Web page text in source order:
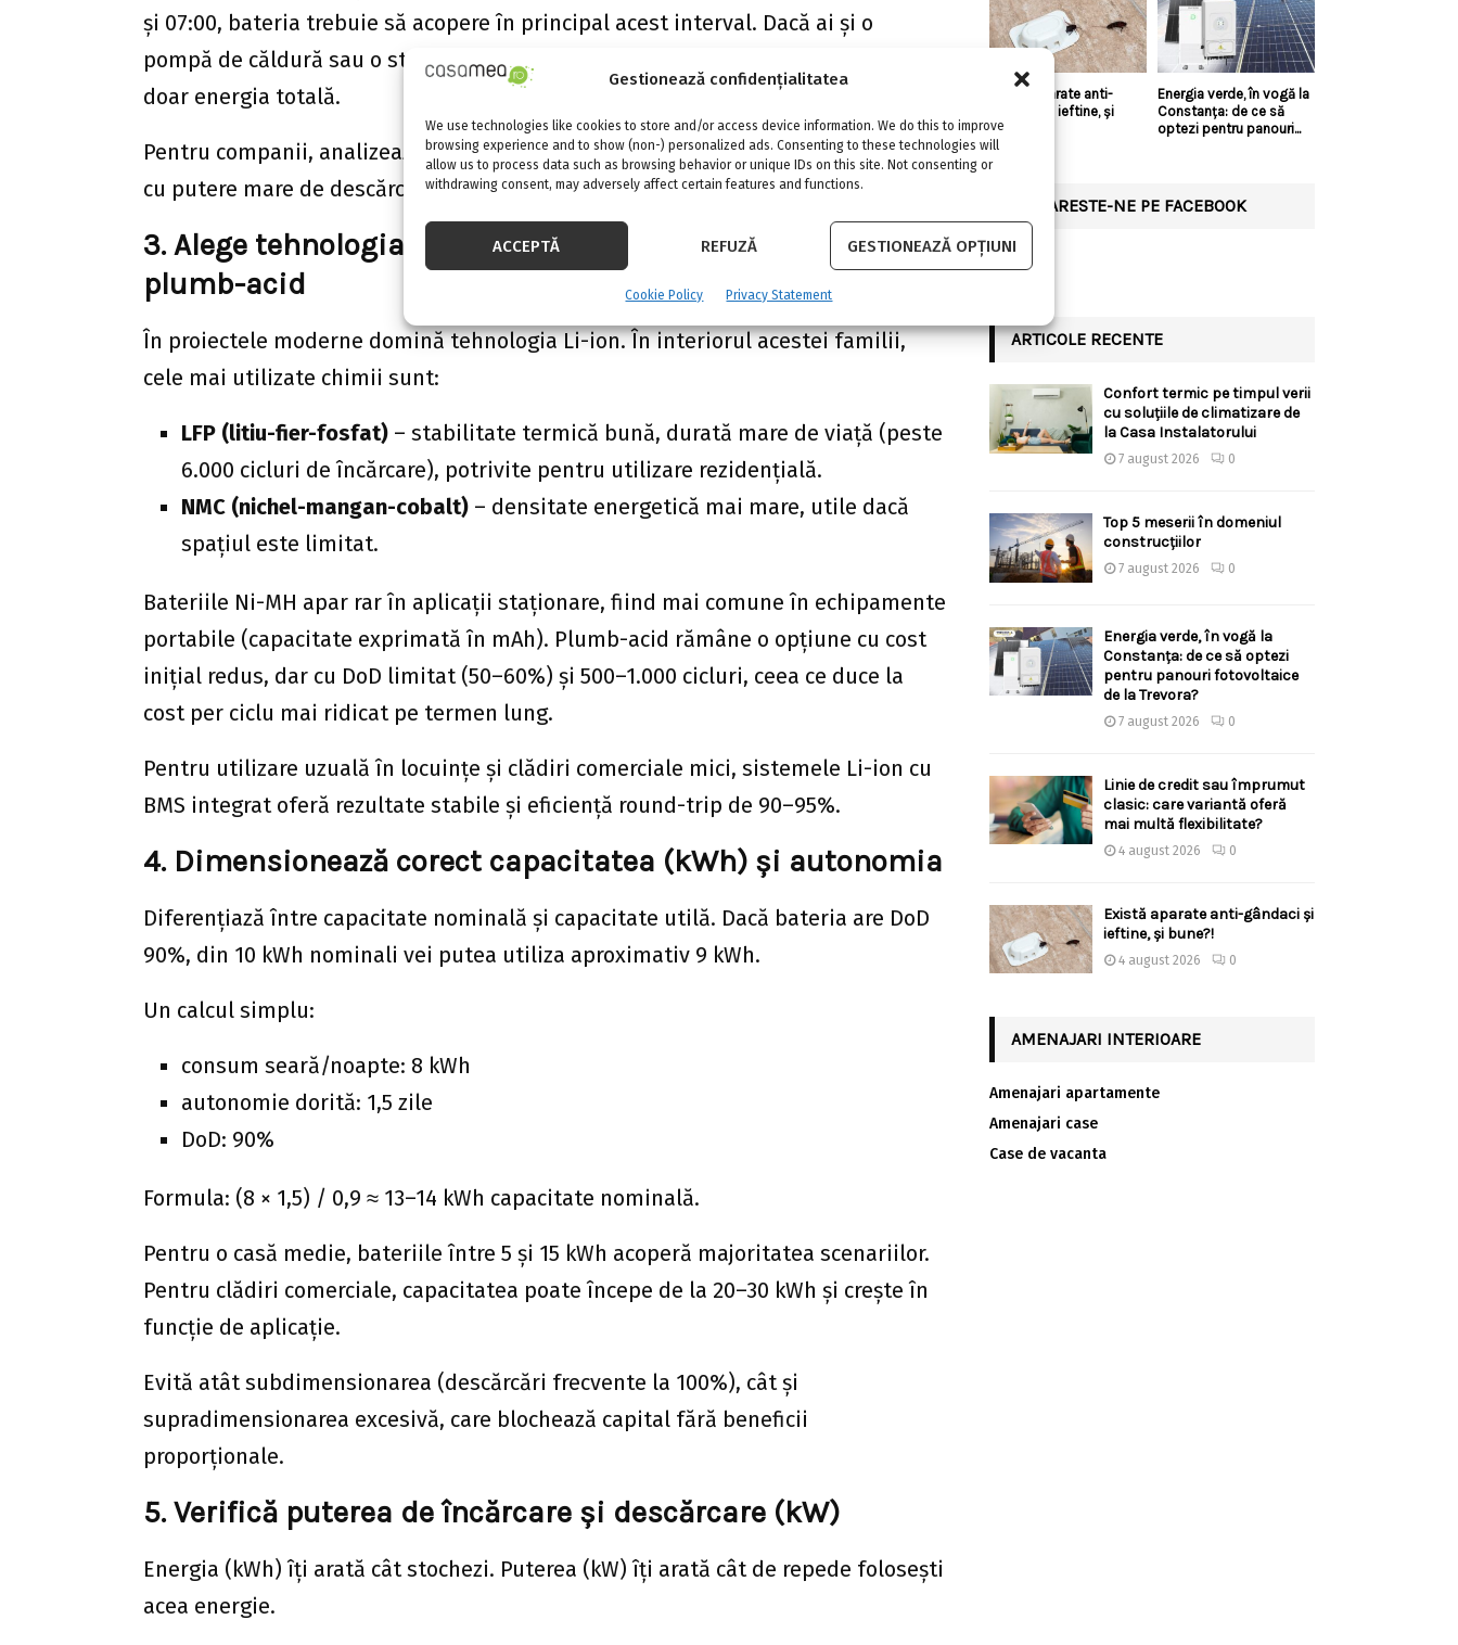
Gestionează confidențialitatea
We use technologies like cookies to store and/or access device information. We do this to improve
browsing experience and to show (non-) personalized ads. Consenting to these technologies will
allow us to process data such as browsing behavior or unique IDs on this site. Not consenting or
withdrawing consent, may adversely affect certain features and functions.
ACCEPTĂ REFUZĂ GESTIONEAZĂ OPȚIUNI
Cookie Policy Privacy Statement
și 07:00, bateria trebuie să acopere în principal acest interval. Dacă ai și o
pompă de căldură sau o stație EV de 7 kW, verifică puterea maximă necesară, nu
doar energia totală.
Pentru companii, analizează curbele de sarcină. Uneori, o baterie mai mică, dar
cu putere mare de descărcare, reduce eficient vârfurile facturate.
3. Alege tehnologia potrivită: Li-ion, LFP, NMC, Ni-MH,
plumb-acid
În proiectele moderne domină tehnologia Li-ion. În interiorul acestei familii,
cele mai utilizate chimii sunt:
LFP (litiu-fier-fosfat) – stabilitate termică bună, durată mare de viață (peste
6.000 cicluri de încărcare), potrivite pentru utilizare rezidențială.
NMC (nichel-mangan-cobalt) – densitate energetică mai mare, utile dacă
spațiul este limitat.
Bateriile Ni-MH apar rar în aplicații staționare, fiind mai comune în echipamente
portabile (capacitate exprimată în mAh). Plumb-acid rămâne o opțiune cu cost
inițial redus, dar cu DoD limitat (50–60%) și 500–1.000 cicluri, ceea ce duce la
cost per ciclu mai ridicat pe termen lung.
Pentru utilizare uzuală în locuințe și clădiri comerciale mici, sistemele Li-ion cu
BMS integrat oferă rezultate stabile și eficiență round-trip de 90–95%.
4. Dimensionează corect capacitatea (kWh) și autonomia
Diferențiază între capacitate nominală și capacitate utilă. Dacă bateria are DoD
90%, din 10 kWh nominali vei putea utiliza aproximativ 9 kWh.
Un calcul simplu:
consum seară/noapte: 8 kWh
autonomie dorită: 1,5 zile
DoD: 90%
Formula: (8 × 1,5) / 0,9 ≈ 13–14 kWh capacitate nominală.
Pentru o casă medie, bateriile între 5 și 15 kWh acoperă majoritatea scenariilor.
Pentru clădiri comerciale, capacitatea poate începe de la 20–30 kWh și crește în
funcție de aplicație.
Evită atât subdimensionarea (descărcări frecvente la 100%), cât și
supradimensionarea excesivă, care blochează capital fără beneficii
proporționale.
5. Verifică puterea de încărcare și descărcare (kW)
Energia (kWh) îți arată cât stochezi. Puterea (kW) îți arată cât de repede folosești
acea energie.
Există aparate anti-
gândaci și ieftine, și
bune?!
Energia verde, în vogă la
Constanța: de ce să
optezi pentru panouri...
URMARESTE-NE PE FACEBOOK
ARTICOLE RECENTE
Confort termic pe timpul verii
cu soluțiile de climatizare de
la Casa Instalatorului
7 august 2026 0
Top 5 meserii în domeniul
construcțiilor
7 august 2026 0
Energia verde, în vogă la
Constanța: de ce să optezi
pentru panouri fotovoltaice
de la Trevora?
7 august 2026 0
Linie de credit sau împrumut
clasic: care variantă oferă
mai multă flexibilitate?
4 august 2026 0
Există aparate anti-gândaci și
ieftine, și bune?!
4 august 2026 0
AMENAJARI INTERIOARE
Amenajari apartamente
Amenajari case
Case de vacanta